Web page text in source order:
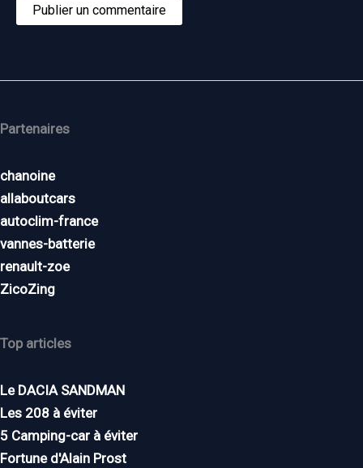
Partenaires
chanoine
allaboutcars
autoclim-france
vannes-batterie
renault-zoe
ZicoZing
Top articles
Le DACIA SANDMAN
Les 208 à éviter
5 Camping-car à éviter
Fortune d'Alain Prost